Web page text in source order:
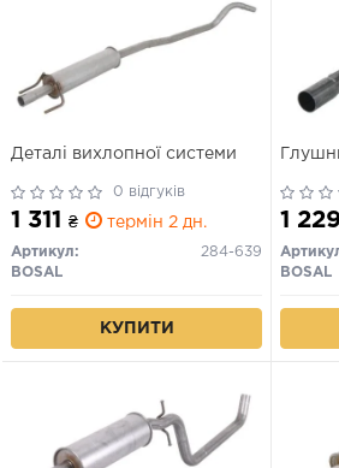
Деталі вихлопної системи
0 відгуків
1 311 ₴ термін 2 дн.
Артикул:
284-639
BOSAL
КУПИТИ
1
BOSAL